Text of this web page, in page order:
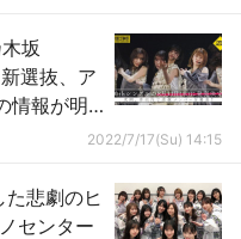
坂
選抜、ア
情報が明
2022/7/17(Su) 14:15
た悲劇のヒ
センター